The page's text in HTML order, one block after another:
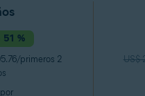
%
primeros 2
US$